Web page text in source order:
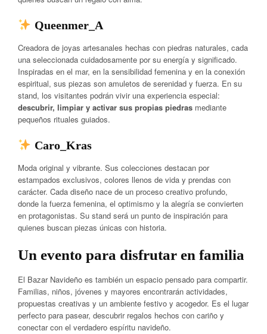
Queenmer_A
Creadora de joyas artesanales hechas con piedras naturales, cada
una seleccionada cuidadosamente por su energía y significado.
Inspiradas en el mar, en la sensibilidad femenina y en la conexión
espiritual, sus piezas son amuletos de serenidad y fuerza. En su
stand, los visitantes podrán vivir una experiencia especial:
descubrir, limpiar y activar sus propias piedras mediante
pequeños rituales guiados.
Caro_Kras
Moda original y vibrante. Sus colecciones destacan por
estampados exclusivos, colores llenos de vida y prendas con
carácter. Cada diseño nace de un proceso creativo profundo,
donde la fuerza femenina, el optimismo y la alegría se convierten
en protagonistas. Su stand será un punto de inspiración para
quienes buscan piezas únicas con historia.
Un evento para disfrutar en familia
El Bazar Navideño es también un espacio pensado para compartir.
Familias, niños, jóvenes y mayores encontrarán actividades,
propuestas creativas y un ambiente festivo y acogedor. Es el lugar
perfecto para pasear, descubrir regalos hechos con cariño y
conectar con el verdadero espíritu navideño.